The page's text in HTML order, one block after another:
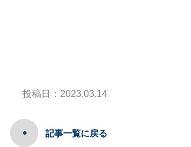
投稿日：2023.03.14
記事一覧に戻る